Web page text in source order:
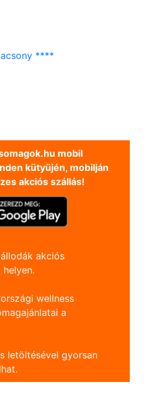
****
mobil
kütyüjén, mobilján
akciós szállás!
akciós
wellness
a
letöltésével gyorsan